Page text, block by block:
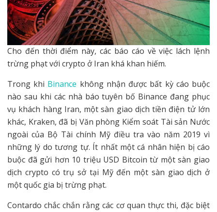
Cho đến thời điểm này, các báo cáo về việc lách lệnh
trừng phạt với crypto ở Iran khá khan hiếm.
Trong khi Binance không nhận được bất kỳ cáo buộc
nào sau khi các nhà báo tuyên bố Binance đang phục
vụ khách hàng Iran, một sàn giao dịch tiền điện tử lớn
khác, Kraken, đã bị Văn phòng Kiểm soát Tài sản Nước
ngoài của Bộ Tài chính Mỹ điều tra vào năm 2019 vì
những lý do tương tự. Ít nhất một cá nhân hiện bị cáo
buộc đã gửi hơn 10 triệu USD Bitcoin từ một sàn giao
dịch crypto có trụ sở tại Mỹ đến một sàn giao dịch ở
một quốc gia bị trừng phạt.
Contardo chắc chắn rằng các cơ quan thực thi, đặc biệt